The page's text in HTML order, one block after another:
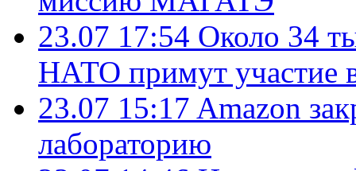
23.07 17:54 Около 34
НАТО примут участие
23.07 15:17 Amazon
лабораторию